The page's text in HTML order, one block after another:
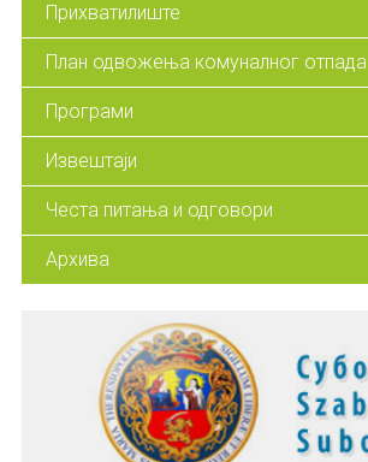
Прихватилиште
План одвожења комуналног отпада
Програми
Извештаји
Честа питања и одговори
Архива